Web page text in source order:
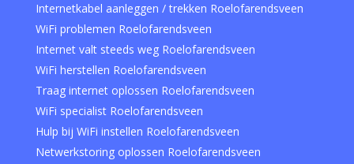
Internetkabel aanleggen / trekken Roelofarendsveen
WiFi problemen Roelofarendsveen
Internet valt steeds weg Roelofarendsveen
WiFi herstellen Roelofarendsveen
Traag internet oplossen Roelofarendsveen
WiFi specialist Roelofarendsveen
Hulp bij WiFi instellen Roelofarendsveen
Netwerkstoring oplossen Roelofarendsveen